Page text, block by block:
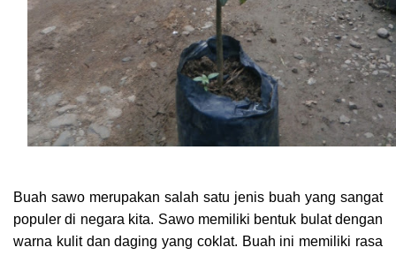
Buah sawo merupakan salah satu jenis buah yang sangat
populer di negara kita. Sawo memiliki bentuk bulat dengan
warna kulit dan daging yang coklat. Buah ini memiliki rasa